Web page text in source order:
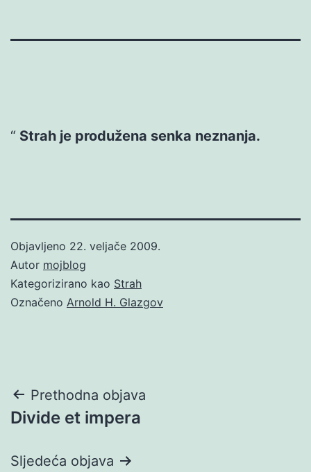
Strah je produžena senka neznanja.
Objavljeno 22. veljače 2009.
Autor mojblog
Kategorizirano kao Strah
Označeno Arnold H. Glazgov
Navigacija
objava
Prethodna objava
Divide et impera
Sljedeća objava